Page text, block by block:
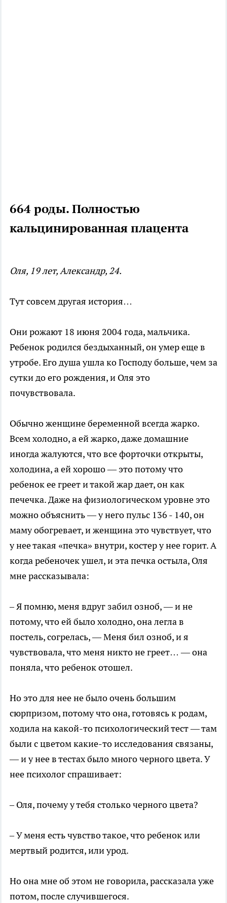
664 роды. Полностью
кальцинированная плацента
Оля, 19 лет, Александр, 24.
Тут совсем другая история…
Они рожают 18 июня 2004 года, мальчика.
Ребенок родился бездыханный, он умер еще в
утробе. Его душа ушла ко Господу больше, чем за
сутки до его рождения, и Оля это
почувствовала.
Обычно женщине беременной всегда жарко.
Всем холодно, а ей жарко, даже домашние
иногда жалуются, что все форточки открыты,
холодина, а ей хорошо — это потому что
ребенок ее греет и такой жар дает, он как
печечка. Даже на физиологическом уровне это
можно объяснить — у него пульс 136 - 140, он
маму обогревает, и женщина это чувствует, что
у нее такая «печка» внутри, костер у нее горит. А
когда ребеночек ушел, и эта печка остыла, Оля
мне рассказывала:
– Я помню, меня вдруг забил озноб, — и не
потому, что ей было холодно, она легла в
постель, согрелась, — Меня бил озноб, и я
чувствовала, что меня никто не греет… — она
поняла, что ребенок отошел.
Но это для нее не было очень большим
сюрпризом, потому что она, готовясь к родам,
ходила на какой-то психологический тест — там
были с цветом какие-то исследования связаны,
— и у нее в тестах было много черного цвета. У
нее психолог спрашивает:
– Оля, почему у тебя столько черного цвета?
– У меня есть чувство такое, что ребенок или
мертвый родится, или урод.
Но она мне об этом не говорила, рассказала уже
потом, после случившегося.